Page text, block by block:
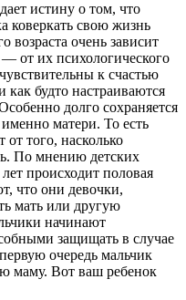
истину о том, что
коверкать свою жизнь
возраста очень зависит
от их психологического
к счастью
будто настраиваются
долго сохраняется
матери. То есть
того, насколько
По мнению детских
происходит половая
что они девочки,
мать или другую
начинают
защищать в случае
очередь мальчик
маму. Вот ваш ребенок